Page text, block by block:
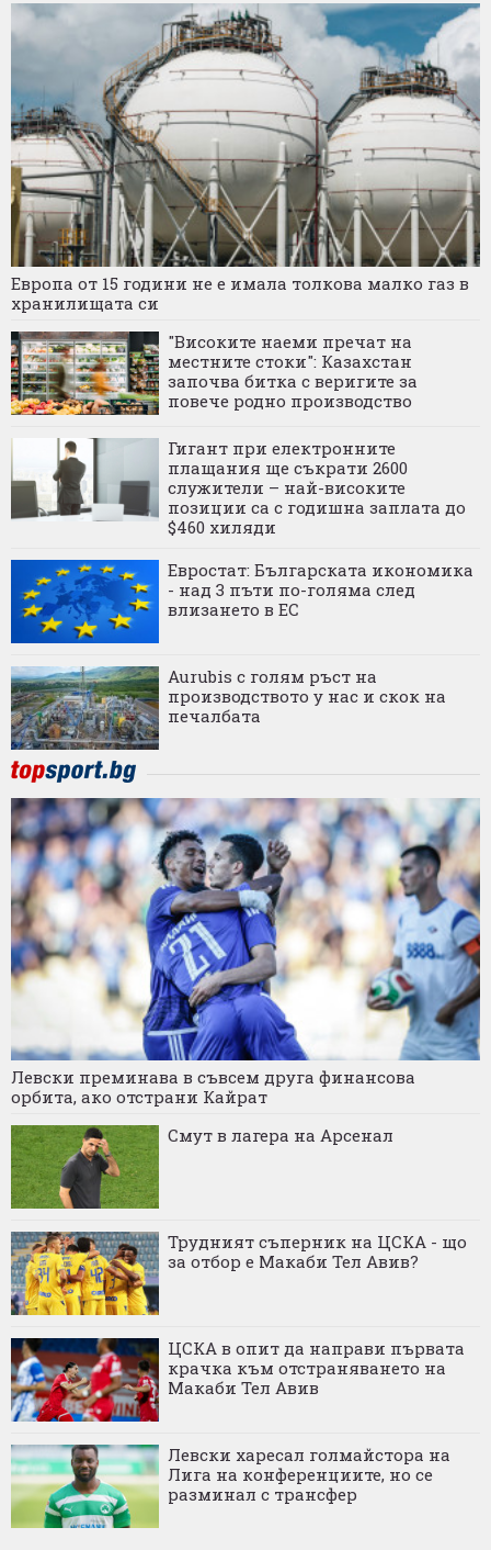
Европа от 15 години не е имала толкова малко газ в
хранилищата си
"Високите наеми пречат на
местните стоки": Казахстан
започва битка с веригите за
повече родно производство
Гигант при електронните
плащания ще съкрати 2600
служители – най-високите
позиции са с годишна заплата до
$460 хиляди
Евростат: Българската икономика
- над 3 пъти по-голяма след
влизането в ЕС
Aurubis с голям ръст на
производството у нас и скок на
печалбата
Левски преминава в съвсем друга финансова
орбита, ако отстрани Кайрат
Смут в лагера на Арсенал
Трудният съперник на ЦСКА - що
за отбор е Макаби Тел Авив?
ЦСКА в опит да направи първата
крачка към отстраняването на
Макаби Тел Авив
Левски харесал голмайстора на
Лига на конференциите, но се
разминал с трансфер